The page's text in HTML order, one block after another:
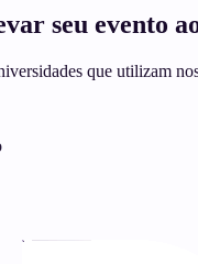
seu evento
que utilizam